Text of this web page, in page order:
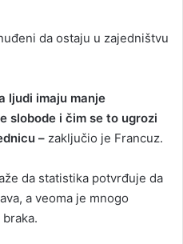
da ostaju u zajedništvu
ljudi imaju manje
slobode i čim se to ugrozi
– zaključio je Francuz.
da statistika potvrđuje da
a veoma je mnogo